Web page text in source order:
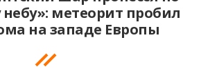
метеорит пробил
на западе Европы